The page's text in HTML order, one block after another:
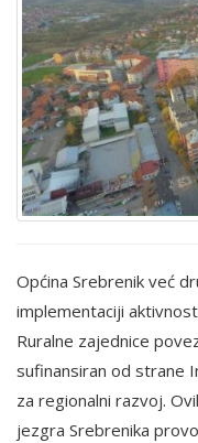
Općina Srebrenik već
implementaciji
Ruralne zajednice
sufinansiran od strane
za regionalni razvoj.
jezgra Srebrenika